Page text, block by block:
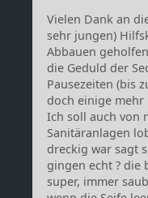
Vielen Dank an
sehr jungen)
Abbauen
die Geduld der
Pausezeiten (bis
doch einige mehr
Ich soll auch von
Sanitäranlagen
dreckig war sagt
gingen echt ? die
super, immer